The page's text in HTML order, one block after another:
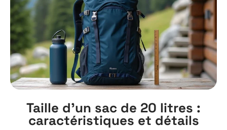
Taille d’un sac de 20 litres :
caractéristiques et détails